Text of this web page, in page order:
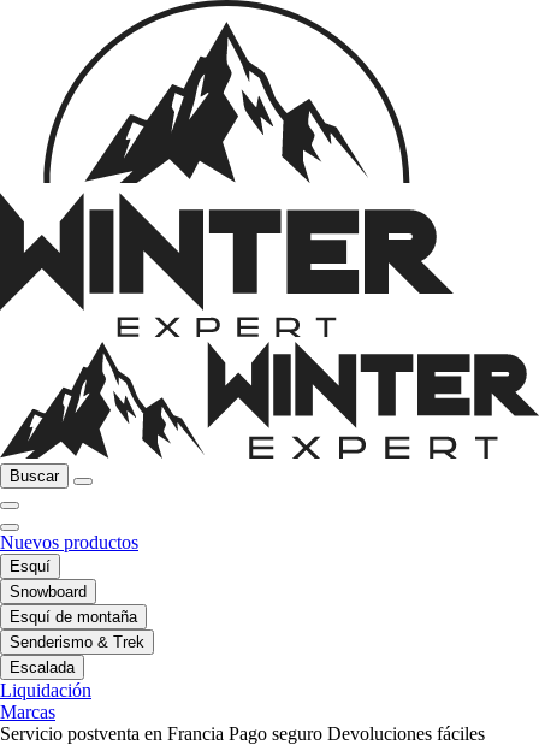
Buscar
Nuevos productos
Esquí
Snowboard
Esquí de montaña
Senderismo & Trek
Escalada
Liquidación
Marcas
Servicio postventa en Francia Pago seguro Devoluciones fáciles